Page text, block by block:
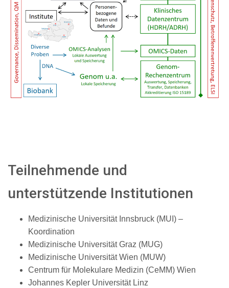
Teilnehmende und
unterstützende Institutionen
Medizinische Universität Innsbruck (MUI) –
Koordination
Medizinische Universität Graz (MUG)
Medizinische Universität Wien (MUW)
Centrum für Molekulare Medizin (CeMM) Wien
Johannes Kepler Universität Linz